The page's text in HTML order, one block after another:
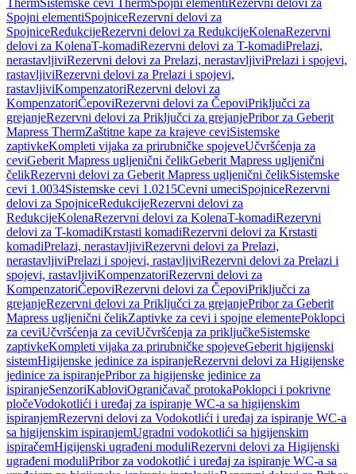
ThermSistemske cevi ThermSpojni elementi Rezervni delovi za
Spojni elementiSpojniceRezervni delovi za
SpojniceRedukcijeRezervni delovi za RedukcijeKolenaRezervni
delovi za KolenaT-komadiRezervni delovi za T-komadiPrelazi,
nerastavljiviRezervni delovi za Prelazi, nerastavljiviPrelazi i spojevi,
rastavljiviRezervni delovi za Prelazi i spojevi,
rastavljiviKompenzatoriRezervni delovi za
KompenzatoriČepoviRezervni delovi za ČepoviPriključci za
grejanjeRezervni delovi za Priključci za grejanjePribor za Geberit
Mapress ThermZaštitne kape za krajeve ceviSistemske
zaptivkeKompleti vijaka za prirubničke spojeveUčvršćenja za
ceviGeberit Mapress ugljenični čelikGeberit Mapress ugljenični
čelikRezervni delovi za Geberit Mapress ugljenični čelikSistemske
cevi 1.0034Sistemske cevi 1.0215Cevni umeciSpojniceRezervni
delovi za SpojniceRedukcijeRezervni delovi za
RedukcijeKolenaRezervni delovi za KolenaT-komadiRezervni
delovi za T-komadiKrstasti komadiRezervni delovi za Krstasti
komadiPrelazi, nerastavljiviRezervni delovi za Prelazi,
nerastavljiviPrelazi i spojevi, rastavljiviRezervni delovi za Prelazi i
spojevi, rastavljiviKompenzatoriRezervni delovi za
KompenzatoriČepoviRezervni delovi za ČepoviPriključci za
grejanjeRezervni delovi za Priključci za grejanjePribor za Geberit
Mapress ugljenični čelikZaptivke za cevi i spojne elementePoklopci
za ceviUčvršćenja za ceviUčvršćenja za priključkeSistemske
zaptivkeKompleti vijaka za prirubničke spojeveGeberit higijenski
sistemHigijenske jedinice za ispiranjeRezervni delovi za Higijenske
jedinice za ispiranjePribor za higijenske jedinice za
ispiranjeSenzoriKabloviOgraničavač protokaPoklopci i pokrivne
pločeVodokotlići i uređaj za ispiranje WC-a sa higijenskim
ispiranjemRezervni delovi za Vodokotlići i uređaj za ispiranje WC-a
sa higijenskim ispiranjemUgradni vodokotlići sa higijenskim
ispiračemHigijenski ugrađeni moduliRezervni delovi za Higijenski
ugrađeni moduliPribor za vodokotlić i uređaj za ispiranje WC-a sa